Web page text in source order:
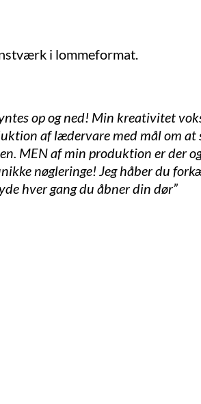
i lommeformat.
op og ned! Min kreativitet
af lædervare med mål om at
MEN af min produktion er der
nøgleringe! Jeg håber du
hver gang du åbner din dør”